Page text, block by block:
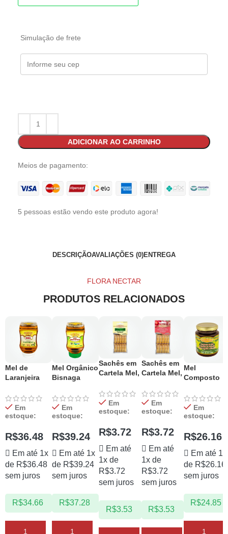
Simulação de frete
ADICIONAR AO CARRINHO
Meios de pagamento:
5 pessoas estão vendo este produto agora!
DESCRIÇÃOAVALIAÇÕES (0)ENTREGA
FLORA NECTAR
PRODUTOS RELACIONADOS
Mel de
Laranjeira
500g
Em
estoque:
R$36.48
Em até 1x
de R$36.48
sem juros
R$34.66
Mel Orgânico
Bisnaga
Em
estoque:
R$39.24
Em até 1x
de R$39.24
sem juros
R$37.28
Sachês em
Cartela Mel,
40g
Em
estoque:
R$3.72
Em até
1x de
R$3.72
sem juros
R$3.53
Sachês em
Cartela Mel,
Romã 40g
Em
estoque:
R$3.72
Em até
1x de
R$3.72
sem juros
R$3.53
Mel
Composto
Eucalipto
Vidro 300g
Em
estoque:
R$26.16
Em até 1x
de R$26.16
sem juros
R$24.85